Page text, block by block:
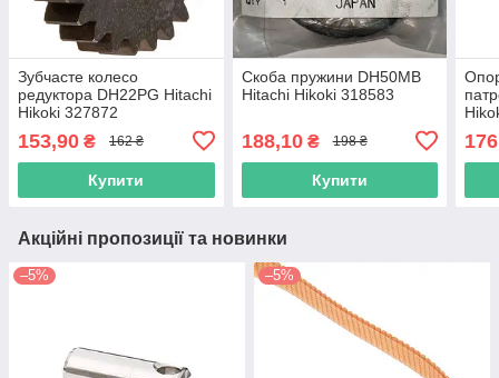
Зубчасте колесо
редуктора DH22PG Hitachi
Hikoki 327872
153,90 ₴ 162 ₴
Купити
Скоба пружини DH50MB
Hitachi Hikoki 318583
188,10₴ 198 ₴
Купити
Акційні пропозиції та новинки
–5% –5%